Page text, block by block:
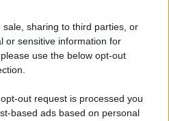
sharing to third parties, or
or sensitive information for
use the below opt-out
out request is processed you
based ads based on personal